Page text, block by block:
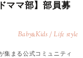
ママ部】部員募
Baby&Kids / Life style
集まる公式コミュニティ